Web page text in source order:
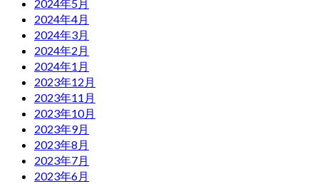
2024年5月
2024年4月
2024年3月
2024年2月
2024年1月
2023年12月
2023年11月
2023年10月
2023年9月
2023年8月
2023年7月
2023年6月